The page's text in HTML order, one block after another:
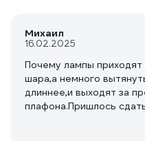
Михаил
16.02.2025
Почему лампы приходят
шара,а немного
длиннее,и выходят за
плафона.Пришлось